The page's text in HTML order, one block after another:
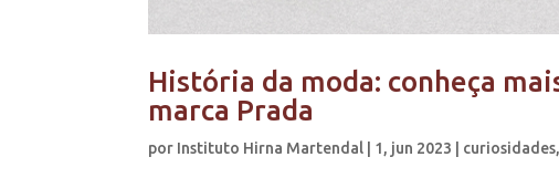
História da moda: conheça
marca Prada
por Instituto Hirna Martendal 1, jun 2023 curiosidades,